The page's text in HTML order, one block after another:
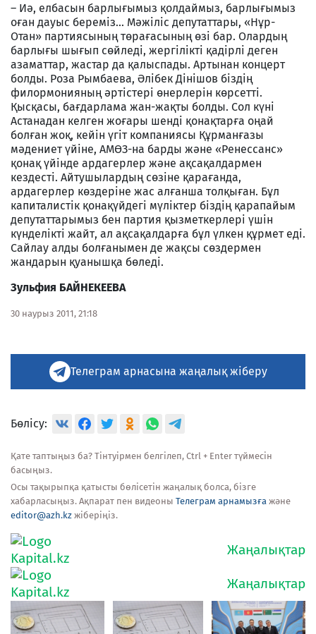
– Иә, елбасын барлығымыз қолдаймыз, барлығымыз
оған дауыс береміз... Мәжіліс депутаттары, «Нұр-
Отан» партиясының төрағасының өзі бар. Олардың
барлығы шығып сөйледі, жергілікті қадірлі деген
азаматтар, жастар да қалыспады. Артынан концерт
болды. Роза Рымбаева, Әлібек Дінішов біздің
филормонияның әртістері өнерлерін көрсетті.
Қысқасы, бағдарлама жан-жақты болды. Сол күні
Астанадан келген жоғары шенді қонақтарға оңай
болған жоқ, кейін үгіт компаниясы Құрманғазы
мәдениет үйіне, АМӨЗ-на барды және «Ренессанс»
қонақ үйінде ардагерлер және ақсақалдармен
кездесті. Айтушылардың сөзіне қарағанда,
ардагерлер көздеріне жас алғанша толқыған. Бұл
капиталистік қонақүйдегі мүліктер біздің қарапайым
депутаттарымыз бен партия қызметкерлері үшін
күнделікті жайт, ал ақсақалдарға бұл үлкен құрмет еді.
Сайлау алды болғанымен де жақсы сөздермен
жандарын қуанышқа бөледі.
Зульфия БАЙНЕКЕЕВА
30 наурыз 2011, 21:18
Телеграм арнасына жаңалық жіберу
Бөлісу:
Қате таптыңыз ба? Тінтуірмен белгілеп, Ctrl + Enter түймесін
басыңыз.
Осы тақырыпқа қатысты бөлісетін жаңалық болса, бізге
хабарласыңыз. Ақпарат пен видеоны Телеграм арнамызға және
editor@azh.kz жіберіңіз.